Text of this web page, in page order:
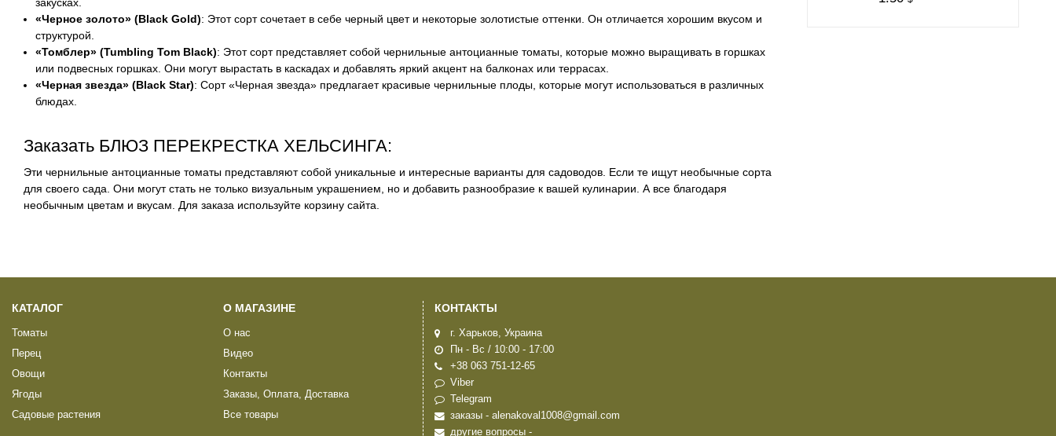
«Черное золото» (Black Gold): Этот сорт сочетает в себе черный цвет и некоторые золотистые оттенки. Он отличается хорошим вкусом и
структурой.
«Томблер» (Tumbling Tom Black): Этот сорт представляет собой чернильные антоцианные томаты, которые можно выращивать в горшках
или подвесных горшках. Они могут вырастать в каскадах и добавлять яркий акцент на балконах или террасах.
«Черная звезда» (Black Star): Сорт «Черная звезда» предлагает красивые чернильные плоды, которые могут использоваться в различных
блюдах.
Заказать БЛЮЗ ПЕРЕКРЕСТКА ХЕЛЬСИНГА:
Эти чернильные антоцианные томаты представляют собой уникальные и интересные варианты для садоводов. Если те ищут необычные сорта
для своего сада. Они могут стать не только визуальным украшением, но и добавить разнообразие к вашей кулинарии. А все благодаря
необычным цветам и вкусам. Для заказа используйте корзину сайта.
КАТАЛОГ
Томаты
Перец
Овощи
Ягоды
Садовые растения
О МАГАЗИНЕ
О нас
Видео
Контакты
Заказы, Оплата, Доставка
Все товары
КОНТАКТЫ
г. Харьков, Украина
Пн - Вс / 10:00 - 17:00
+38 063 751-12-65
Viber
Telegram
заказы - alenakoval1008@gmail.com
другие вопросы -